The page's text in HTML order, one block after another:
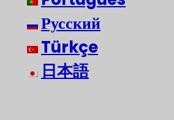
Русский
Türkçe
日本語